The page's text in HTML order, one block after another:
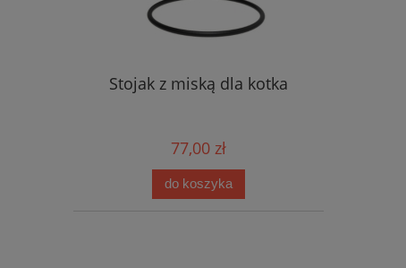
Stojak z miską dla kotka
77,00 zł
do koszyka